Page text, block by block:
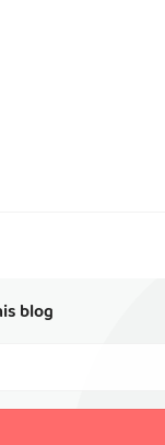
blog